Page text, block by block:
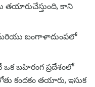
తయారుచేస్తుంది, కాని
బంగాళాదుంపలో
బహిరంగ ప్రదేశంలో
కందకం తయారు, ఇసుక